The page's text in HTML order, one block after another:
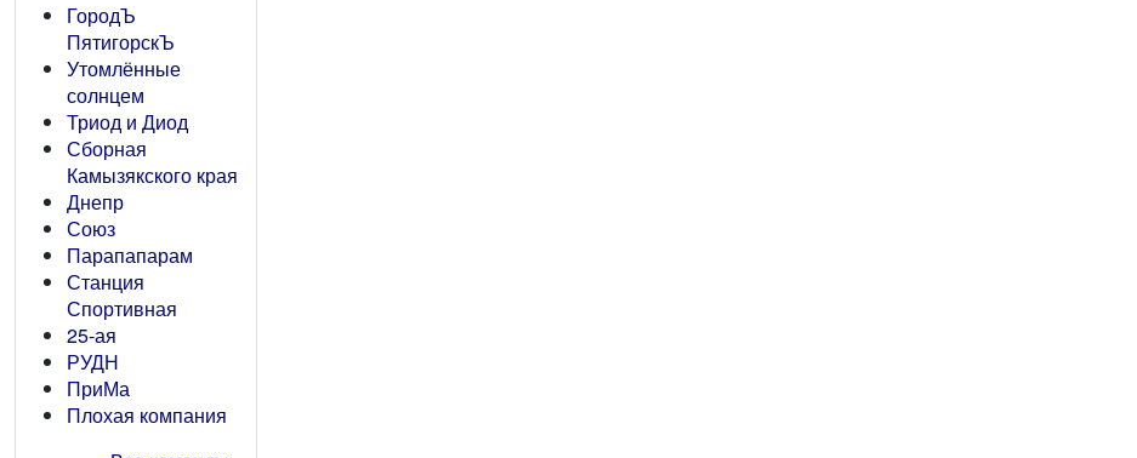
ГородЪ
ПятигорскЪ
Утомлённые
солнцем
Триод и Диод
Сборная
Камызякского края
Днепр
Союз
Парапапарам
Станция
Спортивная
25-ая
РУДН
ПриМа
Плохая компания